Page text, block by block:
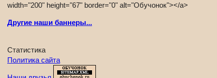
width="200" height="67" border="0" alt="Обучонок"></a>
Другие наши баннеры...
Статистика
Политика сайта